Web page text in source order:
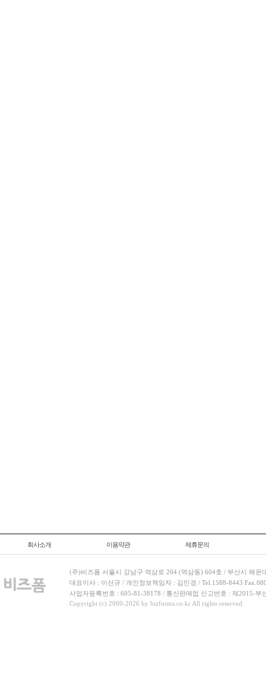
회사소개 이용약관 제휴문의
(주)비즈폼 서울시 강남구 역삼로 204 (역삼동) 604호 / 부산시 해운
대표이사 : 이선규 / 개인정보책임자 : 김민경 / Tel.1588-8443
사업자등록번호 : 605-81-38178 / 통신판매업 신고번호 : 제2015-부
Copyright (c) 2000-2026 by bizforms.co.kr All rights reserved.